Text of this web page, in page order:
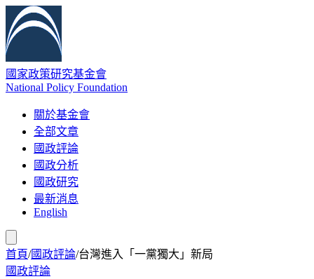
國家政策研究基金會
National Policy Foundation
關於基金會
全部文章
國政評論
國政分析
國政研究
最新消息
English
首頁/國政評論/台灣進入「一黨獨大」新局
國政評論